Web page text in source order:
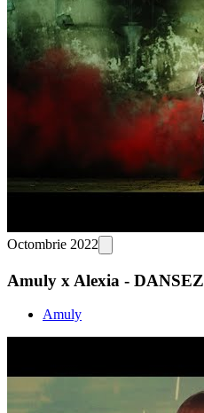
Octombrie 2022
Amuly x Alexia - DANSEZ
Amuly